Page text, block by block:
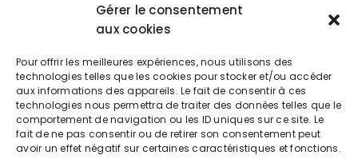
Gérer le consentement
aux cookies
Pour offrir les meilleures expériences, nous utilisons des
technologies telles que les cookies pour stocker et/ou accéder
aux informations des appareils. Le fait de consentir à ces
technologies nous permettra de traiter des données telles que le
comportement de navigation ou les ID uniques sur ce site. Le
fait de ne pas consentir ou de retirer son consentement peut
avoir un effet négatif sur certaines caractéristiques et fonctions.
Favoriser le jeu libre et aménager ses espaces à
les vendredis 14 mars et 4 avril 9h-17h
Avec Sylvan Formations et IPERIA
Exporter vers google calendrier